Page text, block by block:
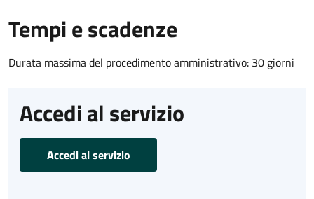
Tempi e scadenze
Durata massima del procedimento amministrativo: 30 giorni
Accedi al servizio
Accedi al servizio